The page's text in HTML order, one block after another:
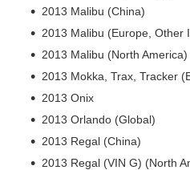
2013 Malibu (China)
2013 Malibu (Europe, Other
2013 Malibu (North America)
2013 Mokka, Trax, Tracker
2013 Onix
2013 Orlando (Global)
2013 Regal (China)
2013 Regal (VIN G) (North